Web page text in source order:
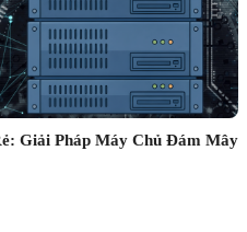
Giải Pháp Máy Chủ Đám Mây